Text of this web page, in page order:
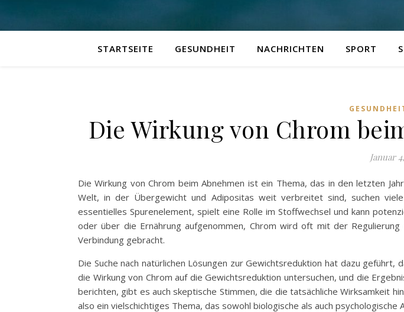
STARTSEITE GESUNDHEIT NACHRICHTEN SPORT
Die Wirkung von Chrom
Januar
Die Wirkung von Chrom beim Abnehmen ist ein Thema, das in den letzten
Welt, in der Übergewicht und Adipositas weit verbreitet sind, suchen
essentielles Spurenelement, spielt eine Rolle im Stoffwechsel und kann
oder über die Ernährung aufgenommen, Chrom wird oft mit der
Verbindung gebracht.
Die Suche nach natürlichen Lösungen zur Gewichtsreduktion hat dazu
die Wirkung von Chrom auf die Gewichtsreduktion untersuchen, und die
berichten, gibt es auch skeptische Stimmen, die die tatsächliche Wirksamkeit
also ein vielschichtiges Thema, das sowohl biologische als auch psychologische